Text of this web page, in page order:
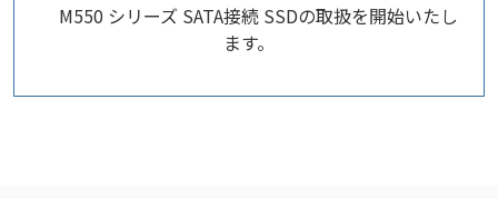
M550 シリーズ SATA接続 SSDの取扱を開始いたし
ます。